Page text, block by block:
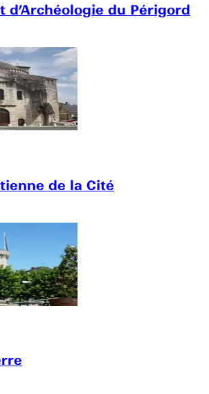
d’Archéologie du Périgord
de la Cité